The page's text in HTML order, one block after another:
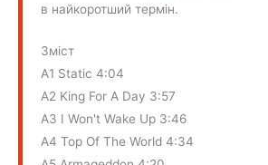
в найкоротший термін.
Зміст
A1 Static 4:04
A2 King For A Day 3:57
A3 I Won't Wake Up 3:46
A4 Top Of The World 4:34